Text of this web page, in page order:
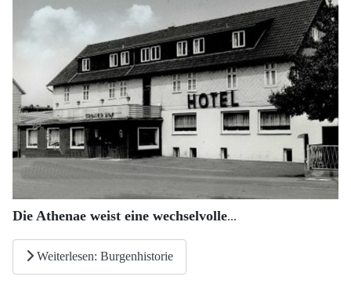
Die Athenae weist eine wechselvolle...
Weiterlesen: Burgenhistorie